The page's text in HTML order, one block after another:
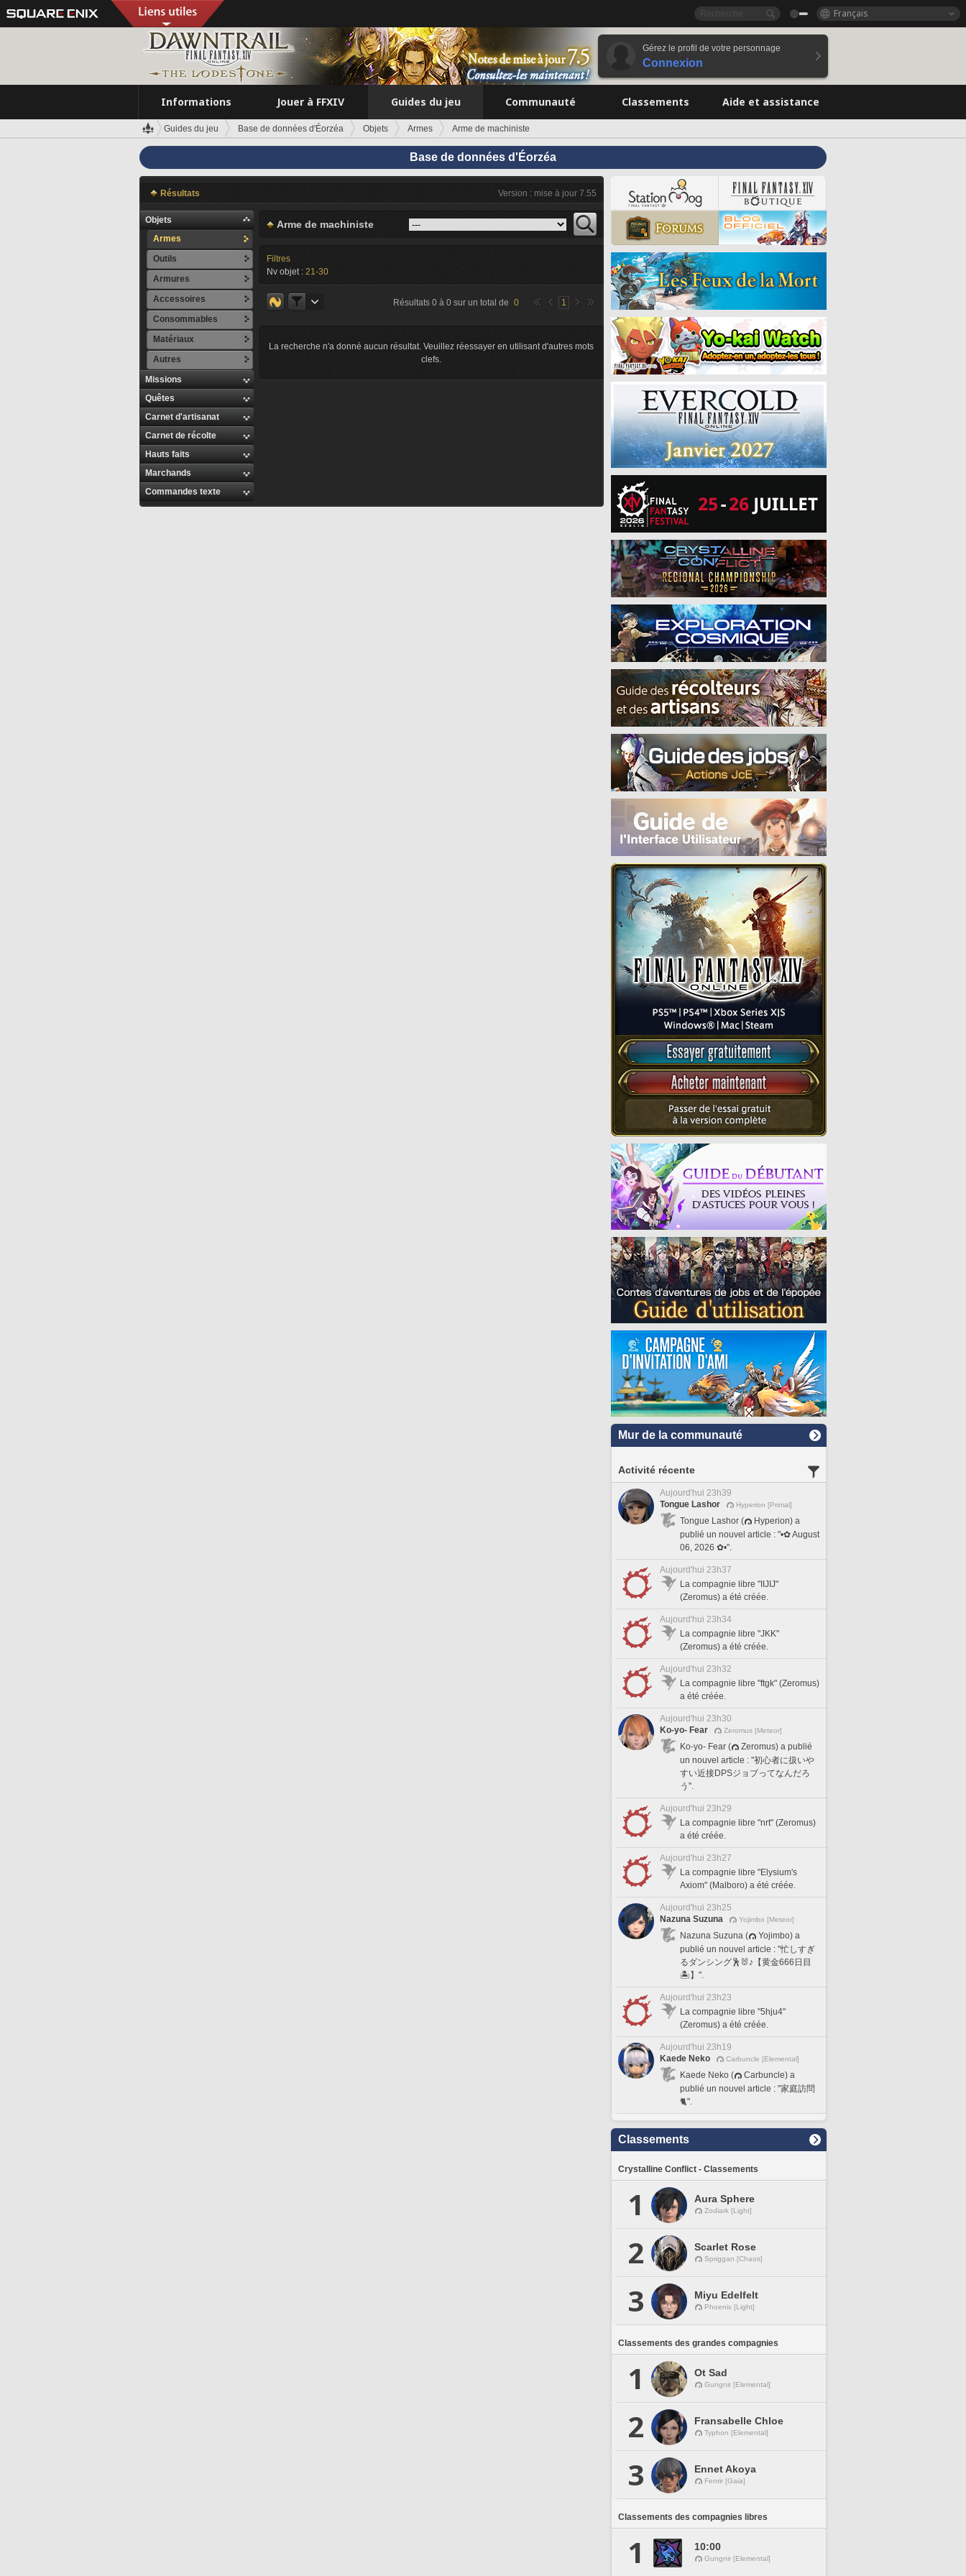
Français
Gérez le profil de votre personnage
Connexion
Informations Jouer à FFXIV Guides du jeu Communauté Classements Aide et assistance
Guides du jeu Base de données d'Éorzéa Objets Armes Arme de machiniste
Base de données d'Éorzéa
Résultats Version : mise à jour 7.55
Objets
Armes
Outils
Armures
Accessoires
Consommables
Matériaux
Autres
Missions
Quêtes
Carnet d'artisanat
Carnet de récolte
Hauts faits
Marchands
Commandes texte
Arme de machiniste
Filtres
Nv objet : 21-30
Résultats 0 à 0 sur un total de 0 1
La recherche n'a donné aucun résultat. Veuillez réessayer en utilisant d'autres mots
clefs.
Mur de la communauté
Activité récente
Aujourd'hui 23h39
Tongue Lashor
Hyperion [Primal]
Tongue Lashor (
Hyperion) a
publié un nouvel article : "•✿ August
06, 2026 ✿•".
Aujourd'hui 23h37
La compagnie libre "IIJIJ"
(Zeromus) a été créée.
Aujourd'hui 23h34
La compagnie libre "JKK"
(Zeromus) a été créée.
Aujourd'hui 23h32
La compagnie libre "ftgk" (Zeromus)
a été créée.
Aujourd'hui 23h30
Ko-yo- Fear
Zeromus [Meteor]
Ko-yo- Fear (
Zeromus) a publié
un nouvel article : "初心者に扱いや
すい近接DPSジョブってなんだろ
う".
Aujourd'hui 23h29
La compagnie libre "nrt" (Zeromus)
a été créée.
Aujourd'hui 23h27
La compagnie libre "Elysium's
Axiom" (Malboro) a été créée.
Aujourd'hui 23h25
Nazuna Suzuna
Yojimbo [Meteor]
Nazuna Suzuna (
Yojimbo) a
publié un nouvel article : "忙しすぎ
るダンシング🕺🐰♪【黄金666日目
🏝️】".
Aujourd'hui 23h23
La compagnie libre "5hju4"
(Zeromus) a été créée.
Aujourd'hui 23h19
Kaede Neko
Carbuncle [Elemental]
Kaede Neko (
Carbuncle) a
publié un nouvel article : "家庭訪問
🐈".
Classements
Crystalline Conflict - Classements
1 Aura Sphere
Zodiark [Light]
2 Scarlet Rose
Spriggan [Chaos]
3 Miyu Edelfelt
Phoenix [Light]
Classements des grandes compagnies
1 Ot Sad
Gungnir [Elemental]
2 Fransabelle Chloe
Typhon [Elemental]
3 Ennet Akoya
Fenrir [Gaia]
Classements des compagnies libres
1 10:00
Gungnir [Elemental]